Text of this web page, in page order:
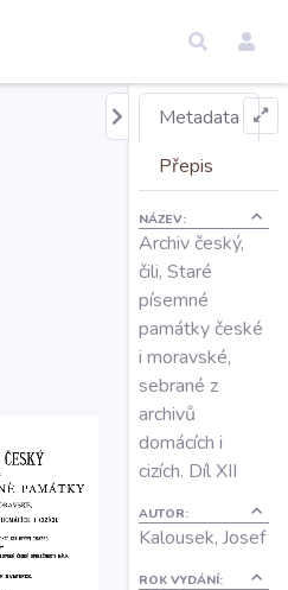
Metadata
Přepis
NÁZEV:
Archiv český,
čili, Staré
písemné
památky české
i moravské,
sebrané z
archivů
domácích i
cizích. Díl XII
AUTOR:
Kalousek, Josef
ROK VYDÁNÍ: